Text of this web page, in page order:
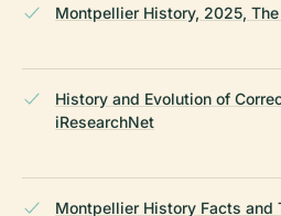
Montpellier History, 2025,
History and Evolution of
iResearchNet
Montpellier History Facts and